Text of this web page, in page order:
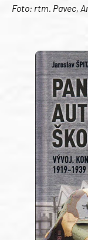
Foto: rtm. Pavec,